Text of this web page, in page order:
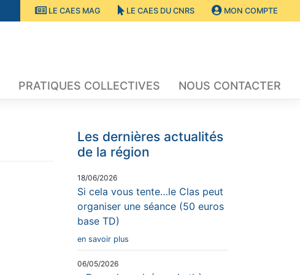
LE CAES MAG LE CAES DU CNRS MON COMPTE
PRATIQUES COLLECTIVES NOUS CONTACTER
Les dernières actualités
de la région
18/06/2026
Si cela vous tente…le Clas peut
organiser une séance (50 euros
base TD)
en savoir plus
06/05/2026